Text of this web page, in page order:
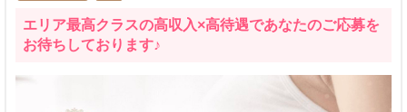
エリア最高クラスの高収入×高待遇であなたのご応募を
お待ちしております♪